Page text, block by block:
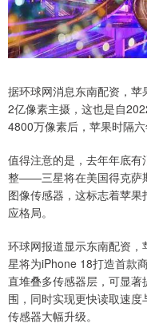
据环球网消息东南配资，
2亿像素主摄，这也是自
4800万像素后，苹果时隔
值得注意的是，去年年底
整——三星将在美国得克萨
图像传感器，这标志着苹
应格局。
环球网报道显示东南配资
星将为iPhone 18打造首款
直堆叠多传感器层，可显
围，同时实现更快读取速
传感器大幅升级。